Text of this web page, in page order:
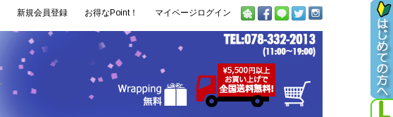
新規会員登録 お得なPoint！ マイページログイン